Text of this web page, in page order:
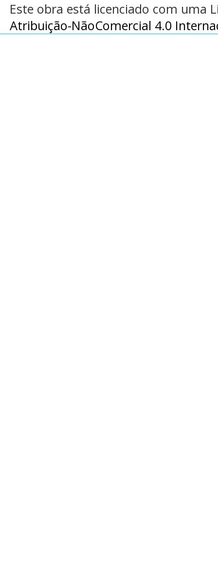
Este obra está licenciado com uma
Atribuição-NãoComercial 4.0